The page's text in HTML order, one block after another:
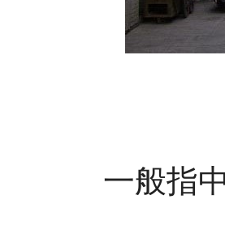
一般指中